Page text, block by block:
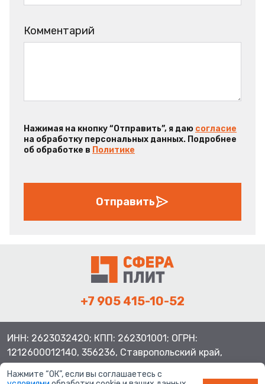
Комментарий
Нажимая на кнопку “Отправить”, я даю согласие
на обработку персональных данных. Подробнее
об обработке в Политике
Отправить
+7 905 415-10-52
ИНН: 2623032420; КПП: 262301001; ОГРН:
1212600012140, 356236, Ставропольский край,
Шпаковский район, с.Верхнерусское, ул.Батайская 3
Нажмите “ОК”, если вы соглашаетесь с